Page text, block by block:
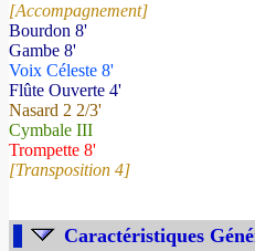
[Accompagnement]
Bourdon 8'
Gambe 8'
Voix Céleste 8'
Flûte Ouverte 4'
Nasard 2 2/3'
Cymbale III
Trompette 8'
[Transposition 4]
Caractéristiques